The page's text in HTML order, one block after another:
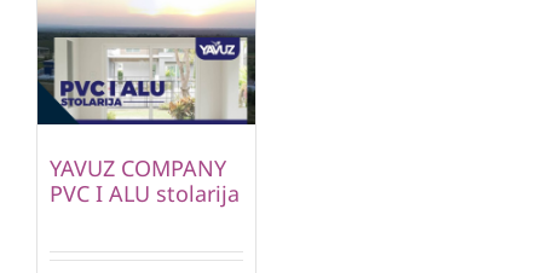
YAVUZ COMPANY
PVC I ALU stolarija